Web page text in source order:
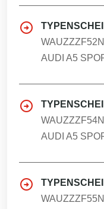
AUDI A5
AUDI A5